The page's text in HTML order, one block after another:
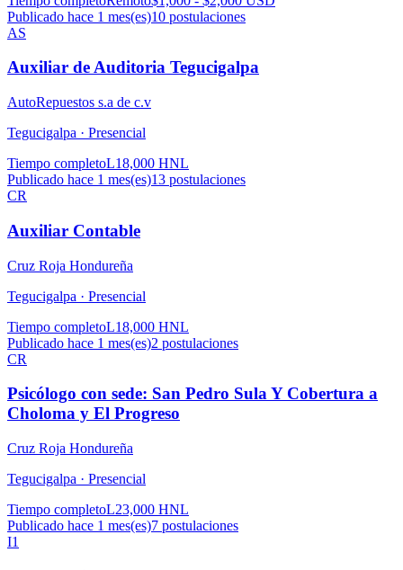
Publicado hace 1 mes(es)10 postulaciones
AS
Auxiliar de Auditoria Tegucigalpa
AutoRepuestos s.a de c.v
Tegucigalpa · Presencial
Tiempo completoL18,000 HNL
Publicado hace 1 mes(es)13 postulaciones
CR
Auxiliar Contable
Cruz Roja Hondureña
Tegucigalpa · Presencial
Tiempo completoL18,000 HNL
Publicado hace 1 mes(es)2 postulaciones
CR
Psicólogo con sede: San Pedro Sula Y Cobertura a
Choloma y El Progreso
Cruz Roja Hondureña
Tegucigalpa · Presencial
Tiempo completoL23,000 HNL
Publicado hace 1 mes(es)7 postulaciones
I1